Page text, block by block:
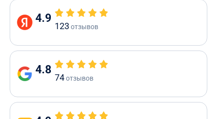
4.9
123 отзывов
4.8
74отзывов